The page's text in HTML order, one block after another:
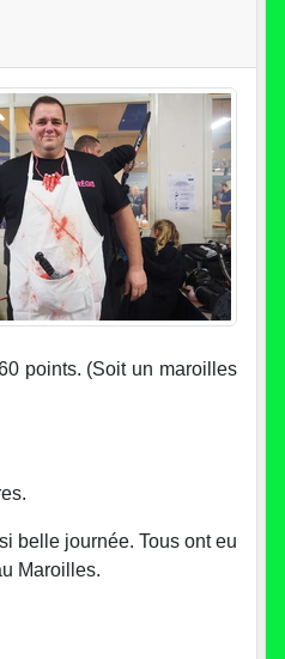
points. (Soit un maroilles
belle journée. Tous ont eu
Maroilles.